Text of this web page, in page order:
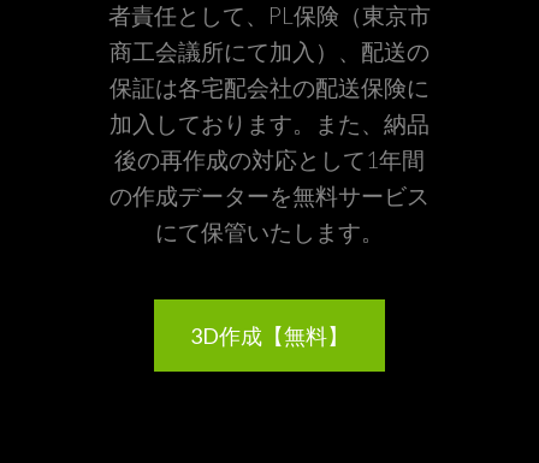
者責任として、PL保険（東京市
商工会議所にて加入）、配送の
保証は各宅配会社の配送保険に
加入しております。また、納品
後の再作成の対応として1年間
の作成データーを無料サービス
にて保管いたします。
3D作成【無料】